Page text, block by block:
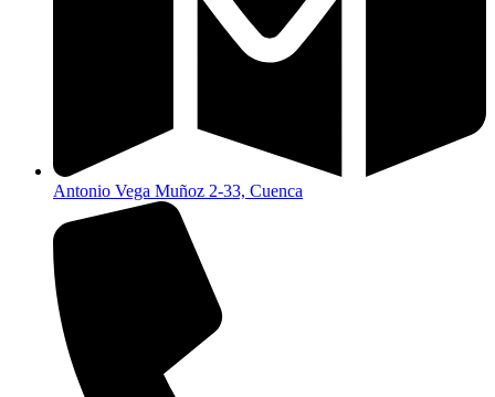
Antonio Vega Muñoz 2-33, Cuenca